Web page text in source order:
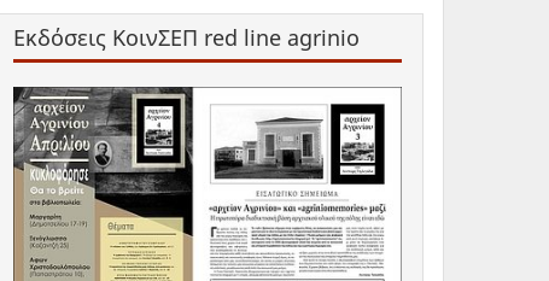
Εκδόσεις ΚοινΣΕΠ red line agrinio